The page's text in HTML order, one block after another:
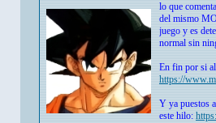
lo que
del mismo
juego y es
normal sin
En fin por si
https://
Y ya puestos
este hilo: